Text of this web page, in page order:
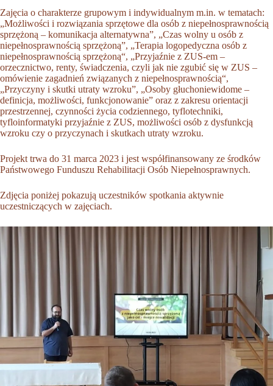
Zajęcia o charakterze grupowym i indywidualnym m.in. w tematach:
„Możliwości i rozwiązania sprzętowe dla osób z niepełnosprawnością
sprzężoną – komunikacja alternatywna”, „Czas wolny u osób z
niepełnosprawnością sprzężoną”, „Terapia logopedyczna osób z
niepełnosprawnością sprzężoną“, „Przyjaźnie z ZUS-em –
orzecznictwo, renty, świadczenia, czyli jak nie zgubić się w ZUS –
omówienie zagadnień związanych z niepełnosprawnością“,
„Przyczyny i skutki utraty wzroku”, „Osoby głuchoniewidome –
definicja, możliwości, funkcjonowanie” oraz z zakresu orientacji
przestrzennej, czynności życia codziennego, tyflotechniki,
tyfloinformatyki przyjaźnie z ZUS, możliwości osób z dysfunkcją
wzroku czy o przyczynach i skutkach utraty wzroku.
Projekt trwa do 31 marca 2023 i jest współfinansowany ze środków
Państwowego Funduszu Rehabilitacji Osób Niepełnosprawnych.
Zdjęcia poniżej pokazują uczestników spotkania aktywnie
uczestniczących w zajęciach.